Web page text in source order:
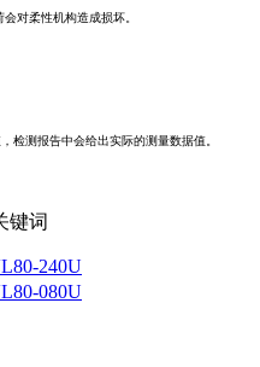
对柔性机构造成损坏。
检测报告中会给出实际的测量数据值。
240U
080U